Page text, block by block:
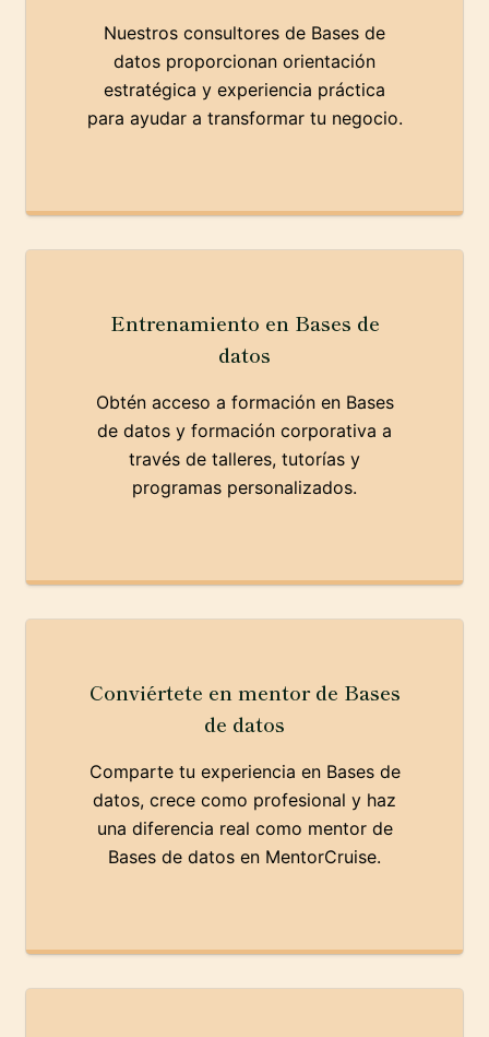
Nuestros consultores de Bases de
datos proporcionan orientación
estratégica y experiencia práctica
para ayudar a transformar tu negocio.
Entrenamiento en Bases de
datos
Obtén acceso a formación en Bases
de datos y formación corporativa a
través de talleres, tutorías y
programas personalizados.
Conviértete en mentor de Bases
de datos
Comparte tu experiencia en Bases de
datos, crece como profesional y haz
una diferencia real como mentor de
Bases de datos en MentorCruise.